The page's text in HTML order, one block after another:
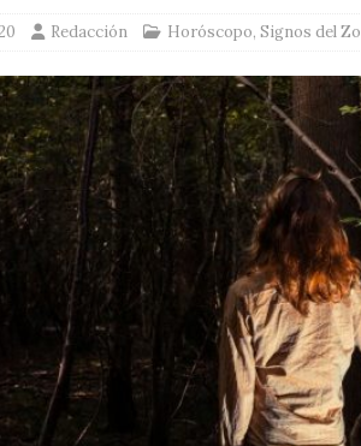
Redacción Horóscopo, Signos del